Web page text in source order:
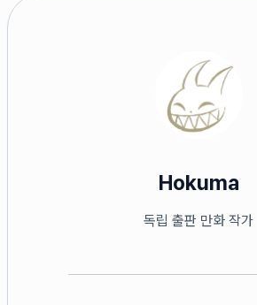
Hokuma
독립 출판 만화 작가